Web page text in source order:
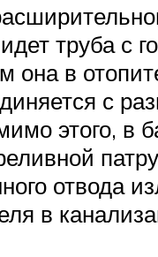
труба с
она в
с
этого, в
отвода
в